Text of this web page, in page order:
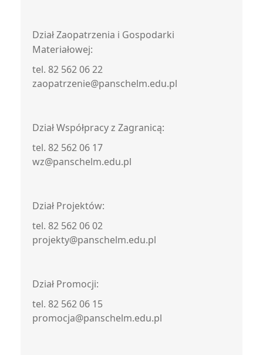
Dział Zaopatrzenia i Gospodarki
Materiałowej:
tel. 82 562 06 22
zaopatrzenie@panschelm.edu.pl
Dział Współpracy z Zagranicą:
tel. 82 562 06 17
wz@panschelm.edu.pl
Dział Projektów:
tel. 82 562 06 02
projekty@panschelm.edu.pl
Dział Promocji:
tel. 82 562 06 15
promocja@panschelm.edu.pl